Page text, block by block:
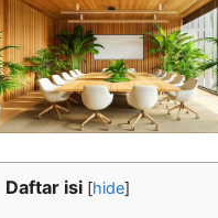
Daftar isi [hide]